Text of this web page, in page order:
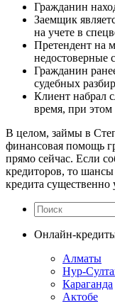
Гражданин
Заемщик
на учете в
Претендент на
недостоверные
Гражданин
судебных
Клиент набрал
время, при этом
В целом, займы в
финансовая помощь
прямо сейчас. Если
кредиторов, то
кредита существенно
Онлайн-
Алматы
Нур-
Караганда
Актобе